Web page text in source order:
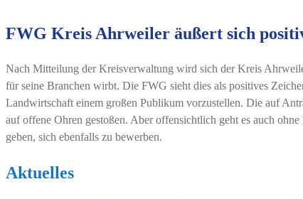
FWG Kreis Ahrweiler äußert sich
Nach Mitteilung der Kreisverwaltung wird sich der Kreis
für seine Branchen wirbt. Die FWG sieht dies als positives
Landwirtschaft einem großen Publikum vorzustellen. Die auf
auf offene Ohren gestoßen. Aber offensichtlich geht es auch
geben, sich ebenfalls zu bewerben.
Aktuelles